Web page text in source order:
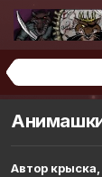
Автор крыска,